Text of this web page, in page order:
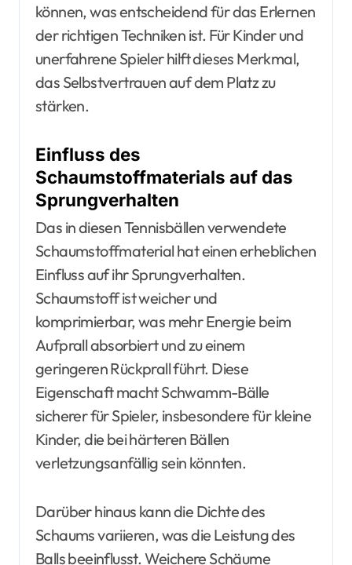
können, was entscheidend für das Erlernen
der richtigen Techniken ist. Für Kinder und
unerfahrene Spieler hilft dieses Merkmal,
das Selbstvertrauen auf dem Platz zu
stärken.
Einfluss des
Schaumstoffmaterials auf das
Sprungverhalten
Das in diesen Tennisbällen verwendete
Schaumstoffmaterial hat einen erheblichen
Einfluss auf ihr Sprungverhalten.
Schaumstoff ist weicher und
komprimierbar, was mehr Energie beim
Aufprall absorbiert und zu einem
geringeren Rückprall führt. Diese
Eigenschaft macht Schwamm-Bälle
sicherer für Spieler, insbesondere für kleine
Kinder, die bei härteren Bällen
verletzungsanfällig sein könnten.
Darüber hinaus kann die Dichte des
Schaums variieren, was die Leistung des
Balls beeinflusst. Weichere Schäume